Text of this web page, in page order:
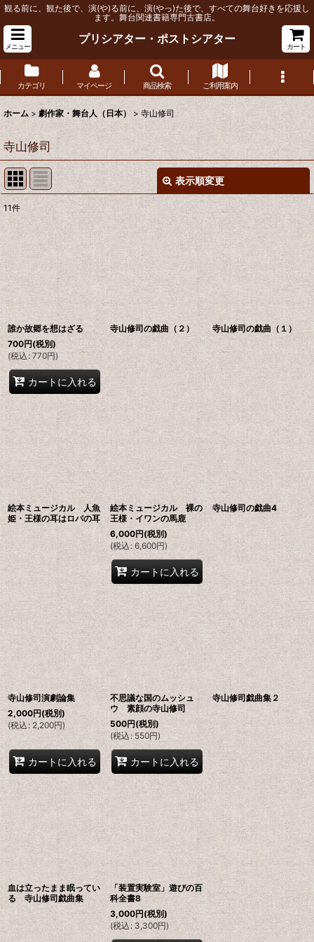
観る前に、観た後で、演(や)る前に、演(やっ)た後で、すべての舞台好きを応援し
ます。舞台関連書籍専門古書店。
メニュー
プリシアター・ポストシアター
カート
カテゴリ マイページ 商品検索 ご利用案内
ホーム > 劇作家・舞台人（日本） > 寺山修司
寺山修司
表示順変更
表示数 :
並び順
絞り込む
11件
誰か故郷を想はざる
700円(税別)
(税込: 770円)
カートに入れる
寺山修司の戯曲（２） 寺山修司の戯曲（１）
絵本ミュージカル 人魚
姫・王様の耳はロバの耳
絵本ミュージカル 裸の
王様・イワンの馬鹿
6,000円(税別)
(税込 : 6,600円)
カートに入れる
寺山修司の戯曲4
寺山修司演劇論集
2,000円(税別)
(税込: 2,200円)
カートに入れる
不思議な国のムッシュ
ウ 素顔の寺山修司
500円(税別)
(税込: 550円)
カートに入れる
寺山修司戯曲集２
血は立ったまま眠ってい
る 寺山修司戯曲集
「装置実験室」遊びの百
科全書8
3,000円(税別)
(税込 : 3,300円)